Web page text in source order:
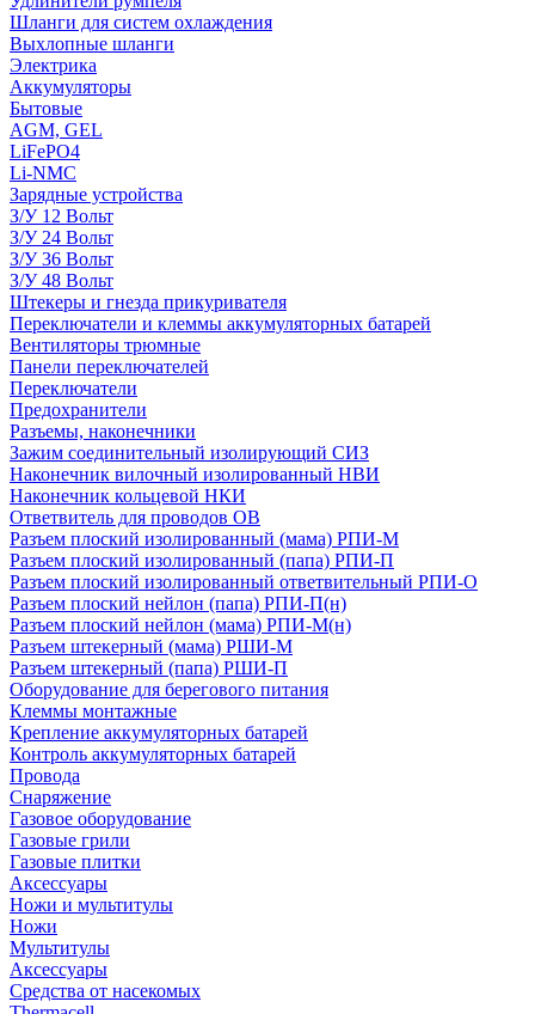
Шланги для систем охлаждения
Выхлопные шланги
Электрика
Аккумуляторы
Бытовые
AGM, GEL
LiFePO4
Li-NMC
Зарядные устройства
З/У 12 Вольт
З/У 24 Вольт
З/У 36 Вольт
З/У 48 Вольт
Штекеры и гнезда прикуривателя
Переключатели и клеммы аккумуляторных батарей
Вентиляторы трюмные
Панели переключателей
Переключатели
Предохранители
Разъемы, наконечники
Зажим соединительный изолирующий СИЗ
Наконечник вилочный изолированный НВИ
Наконечник кольцевой НКИ
Ответвитель для проводов ОВ
Разъем плоский изолированный (мама) РПИ-М
Разъем плоский изолированный (папа) РПИ-П
Разъем плоский изолированный ответвительный РПИ-О
Разъем плоский нейлон (папа) РПИ-П(н)
Разъем плоский нейлон (мама) РПИ-М(н)
Разъем штекерный (мама) РШИ-М
Разъем штекерный (папа) РШИ-П
Оборудование для берегового питания
Клеммы монтажные
Крепление аккумуляторных батарей
Контроль аккумуляторных батарей
Провода
Снаряжение
Газовое оборудование
Газовые грили
Газовые плитки
Аксессуары
Ножи и мультитулы
Ножи
Мультитулы
Аксессуары
Средства от насекомых